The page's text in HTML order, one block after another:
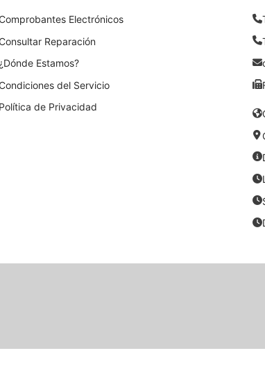
Comprobantes Electrónicos
Consultar Reparación
Estamos?
Condiciones del Servicio
Política de Privacidad